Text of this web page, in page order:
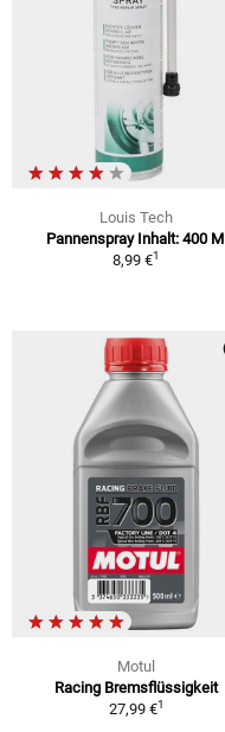
Louis Tech
Pannenspray Inhalt: 400 Ml
8,99 €1
Motul
Racing Bremsflüssigkeit
27,99 €1